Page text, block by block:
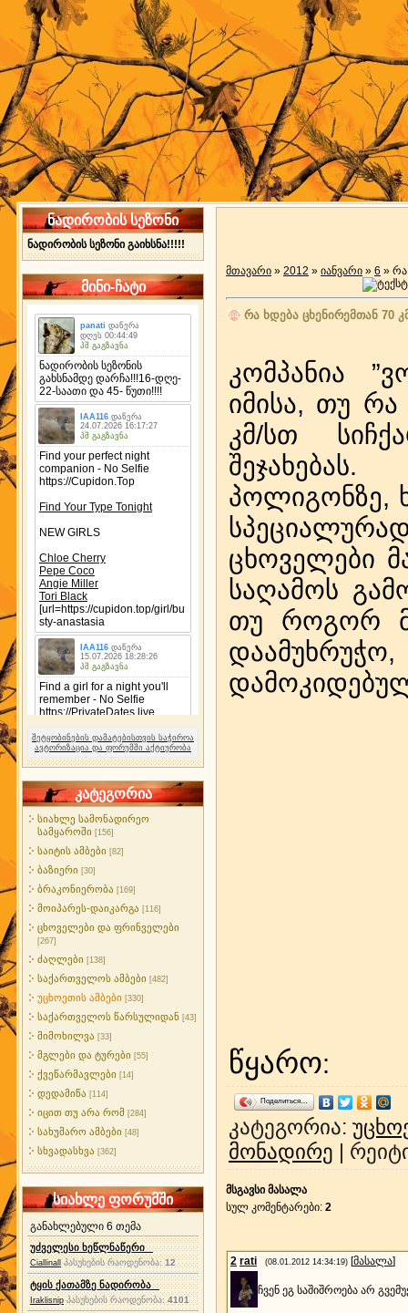
ნადირობის სეზონი
ნადირობის სეზონი გაიხსნა!!!!!
მინი-ჩატი
შეტყობინების დამატებისთვის საჭიროა
ავტორიზაცია და ფორუმში აქტიურობა
კატეგორია
სიახლე სამონადირეო
სამყაროში [156]
საიტის ამბები [82]
ბაზიერი [30]
ბრაკონიერობა [169]
მოიპარეს-დაიკარგა [116]
ცხოველები და ფრინველები
[267]
ძაღლები [138]
საქართველოს ამბები [482]
უცხოეთის ამბები [330]
საქართველოს წარსულიდან [43]
მიმოხილვა [33]
მგლები და ტურები [55]
ქვეწარმავლები [14]
დედამიწა [114]
იცით თუ არა რომ [284]
სახუმარო ამბები [48]
სხვადასხვა [362]
სიახლე ფორუმში
განახლებული 6 თემა
უძველესი ხეწლნაწერი
Ciallinall პასუხების რაოდენობა:12
ტყის ქათამზე ნადირობა
Iraklisnip პასუხების რაოდენობა: 4101
მთავარი » 2012 » იანვარი » 6 » რა
რა ხდება ცხენირემთან 70
კომპანია
იმისა, თუ
კმ/სთ
პოლიგონზე,
ცხოველები
საღამოს
თუ როგორ
წყარო:
Поделиться…
კატეგორია:
მონადირე |
მსგავსი მასალა
სულ კომენტარები: 2
2 rati (08.01.2012 14:34:19) [მასალა]
ჩვენ ეგ საშიშროება არ